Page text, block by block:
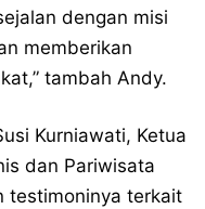
dengan misi
memberikan
tambah Andy.
Kurniawati, Ketua
dan Pariwisata
testimoninya terkait